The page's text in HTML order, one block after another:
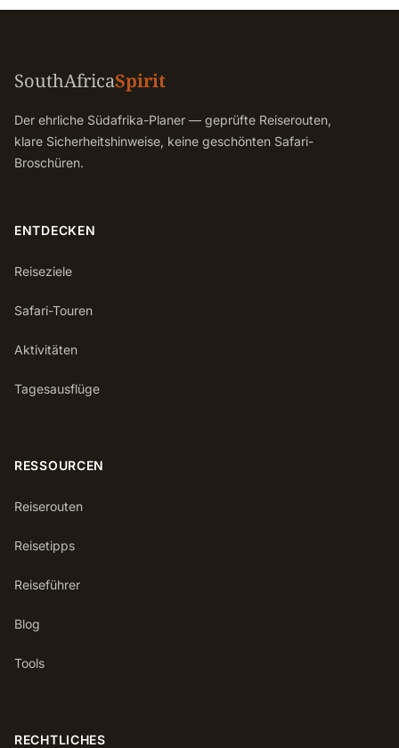
SouthAfricaSpirit
Der ehrliche Südafrika-Planer — geprüfte Reiserouten,
klare Sicherheitshinweise, keine geschönten Safari-
Broschüren.
ENTDECKEN
Reiseziele
Safari-Touren
Aktivitäten
Tagesausflüge
RESSOURCEN
Reiserouten
Reisetipps
Reiseführer
Blog
Tools
RECHTLICHES